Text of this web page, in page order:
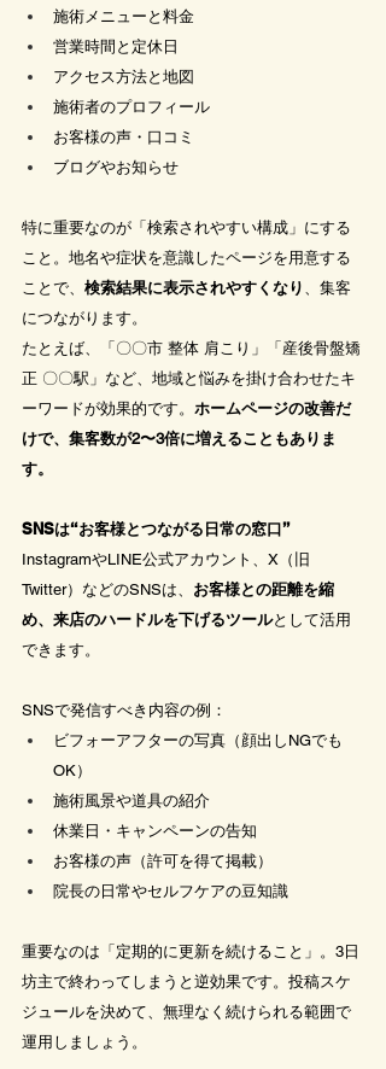
施術メニューと料金
営業時間と定休日
アクセス方法と地図
施術者のプロフィール
お客様の声・口コミ
ブログやお知らせ
特に重要なのが「検索されやすい構成」にする
こと。地名や症状を意識したページを用意する
ことで、 検索結果に表示されやすくなり 、集客
につながります。
たとえば、「〇〇市 整体 肩こり」「産後骨盤矯
正 〇〇駅」など、地域と悩みを掛け合わせたキ
ーワードが効果的です。 ホームページの改善だ
けで、集客数が2〜3倍に増えることもありま
す。
SNSは“お客様とつながる日常の窓口”
InstagramやLINE公式アカウント、X（旧
Twitter）などのSNSは、 お客様との距離を縮
め、来店のハードルを下げるツールとして活用
できます。
SNSで発信すべき内容の例：
ビフォーアフターの写真（顔出しNGでも
OK）
施術風景や道具の紹介
休業日・キャンペーンの告知
お客様の声（許可を得て掲載）
院長の日常やセルフケアの豆知識
重要なのは「定期的に更新を続けること」。3日
坊主で終わってしまうと逆効果です。投稿スケ
ジュールを決めて、無理なく続けられる範囲で
運用しましょう。